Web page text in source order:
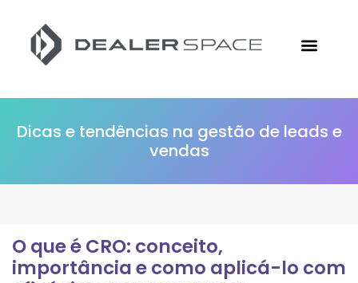
Dicas e tendências na gestão de leads e
vendas
O que é CRO: conceito,
importância e como aplicá-lo com